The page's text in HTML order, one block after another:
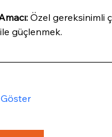
Özel gereksinimli
güçlenmek.